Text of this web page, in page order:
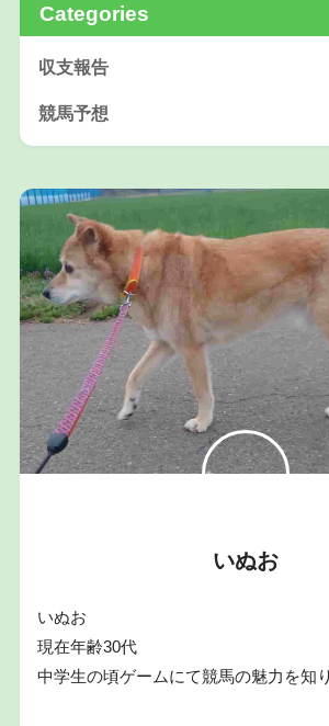
Categories
収支報告
競馬予想
いぬお
いぬお
現在年齢30代
中学生の頃ゲームにて競馬の魅力を知